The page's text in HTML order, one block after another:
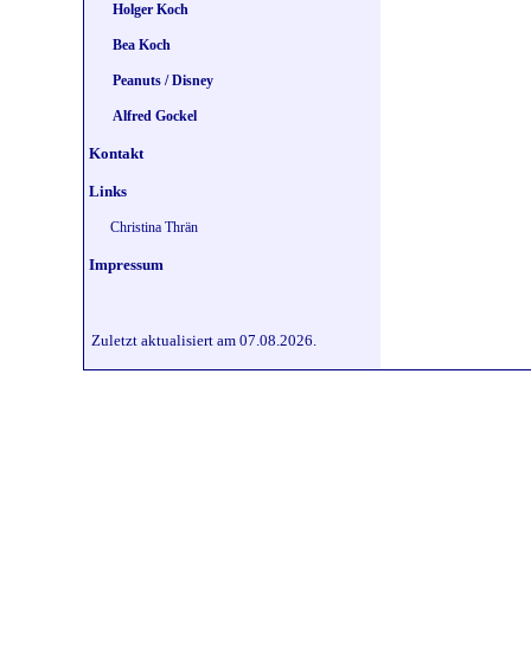
Holger Koch
Bea Koch
Peanuts / Disney
Alfred Gockel
Kontakt
Links
Christina Thrän
Impressum
Zuletzt aktualisiert am 07.08.2026.